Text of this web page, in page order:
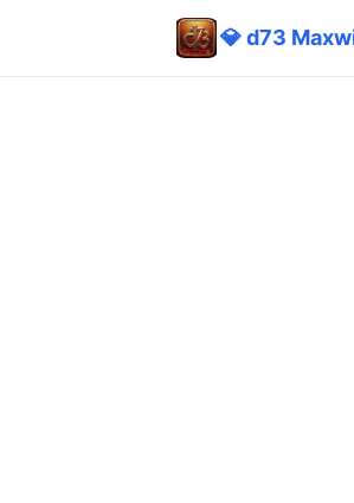
💎 d73